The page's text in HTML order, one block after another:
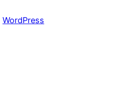
WordPress